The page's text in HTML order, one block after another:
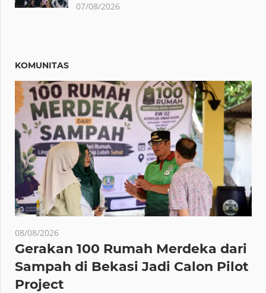
07/08/2026
KOMUNITAS
08/08/2026
Gerakan 100 Rumah Merdeka dari
Sampah di Bekasi Jadi Calon Pilot
Project